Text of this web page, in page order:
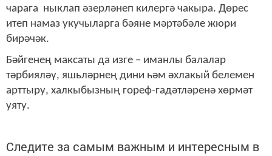
чарага ныклап әзерләнеп килергә чакыра. Дөрес
итеп намаз укучыларга бәяне мәртәбәле жюри
бирәчәк.
Бәйгенең максаты да изге – иманлы балалар
тәрбияләү, яшьләрнең дини һәм әхлакый белемен
арттыру, халкыбызның гореф-гадәтләренә хөрмәт
уяту.
Следите за самым важным и интересным в